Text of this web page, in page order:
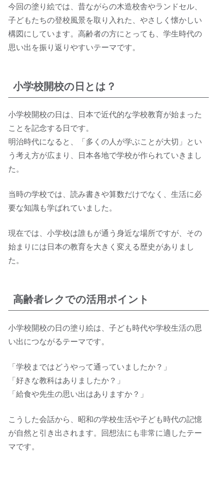
今回の塗り絵では、昔ながらの木造校舎やランドセル、
子どもたちの登校風景を取り入れた、やさしく懐かしい
構図にしています。高齢者の方にとっても、学生時代の
思い出を振り返りやすいテーマです。
小学校開校の日とは？
小学校開校の日は、日本で近代的な学校教育が始まった
ことを記念する日です。
明治時代になると、「多くの人が学ぶことが大切」とい
う考え方が広まり、日本各地で学校が作られていきまし
た。
当時の学校では、読み書きや算数だけでなく、生活に必
要な知識も学ばれていました。
現在では、小学校は誰もが通う身近な場所ですが、その
始まりには日本の教育を大きく変える歴史がありまし
た。
高齢者レクでの活用ポイント
小学校開校の日の塗り絵は、子ども時代や学校生活の思
い出につながるテーマです。
「学校まではどうやって通っていましたか？」
「好きな教科はありましたか？」
「給食や先生の思い出はありますか？」
こうした会話から、昭和の学校生活や子ども時代の記憶
が自然と引き出されます。回想法にも非常に適したテー
マです。